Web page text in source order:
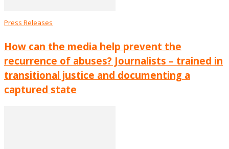
Press Releases
How can the media help prevent the
recurrence of abuses? Journalists – trained in
transitional justice and documenting a
captured state